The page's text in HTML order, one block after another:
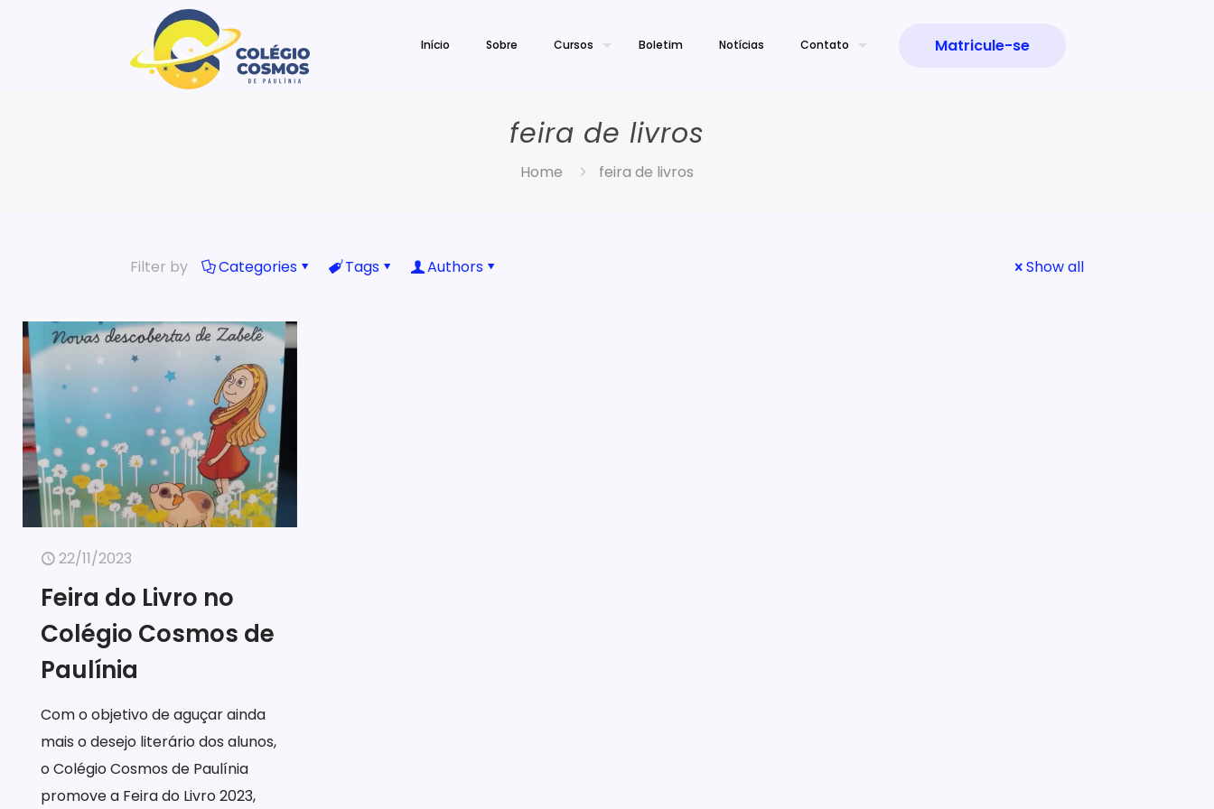
Início Sobre Cursos Boletim Notícias Contato Matricule-se
feira de livros
Home feira de livros
Filter by Categories Tags Authors Show all
22/11/2023
Feira do Livro no
Colégio Cosmos de
Paulínia
Com o objetivo de aguçar ainda
mais o desejo literário dos alunos,
o Colégio Cosmos de Paulínia
promove a Feira do Livro 2023,